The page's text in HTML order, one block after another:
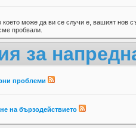
може да ви се случи е, вашият нов
пробвали.
за
проблеми
на бързодействието